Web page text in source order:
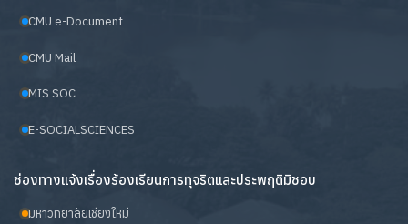
CMU e-Document
CMU Mail
MIS SOC
E-SOCIALSCIENCES
ช่องทางแจ้งเรื่องร้องเรียนการทุจริตและประพฤติมิชอบ
มหาวิทยาลัยเชียงใหม่